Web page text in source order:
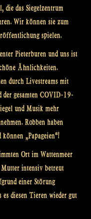
die das Siegelzentrum
Wir können sie zum
spielen.
Pieterburen und uns ist
Ähnlichkeiten.
durch Livestreams mit
der gesamten COVID-19-
und Musik mehr
Robben haben
„Papageien“!
Ort im Wattenmeer
intensiv betreut
einer Störung
diesen Tieren wieder gut